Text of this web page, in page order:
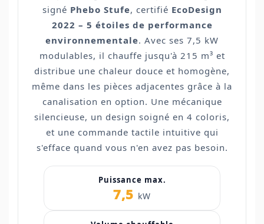
signé Phebo Stufe, certifié EcoDesign
2022 – 5 étoiles de performance
environnementale. Avec ses 7,5 kW
modulables, il chauffe jusqu'à 215 m³ et
distribue une chaleur douce et homogène,
même dans les pièces adjacentes grâce à la
canalisation en option. Une mécanique
silencieuse, un design soigné en 4 coloris,
et une commande tactile intuitive qui
s'efface quand vous n'en avez pas besoin.
Puissance max.
7,5 kW